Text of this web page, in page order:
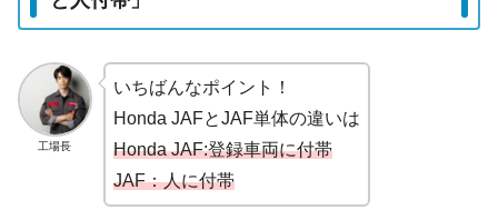
工場長
いちばんなポイント！
Honda JAFとJAF単体の違いは
Honda JAF:登録車両に付帯
JAF：人に付帯